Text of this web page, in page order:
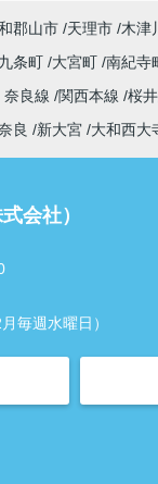
郡山市 天理市 木津
条町 大宮町 南紀寺
奈良線 関西本線 桜
良 新大宮 大和西大
会社）
毎週水曜日）